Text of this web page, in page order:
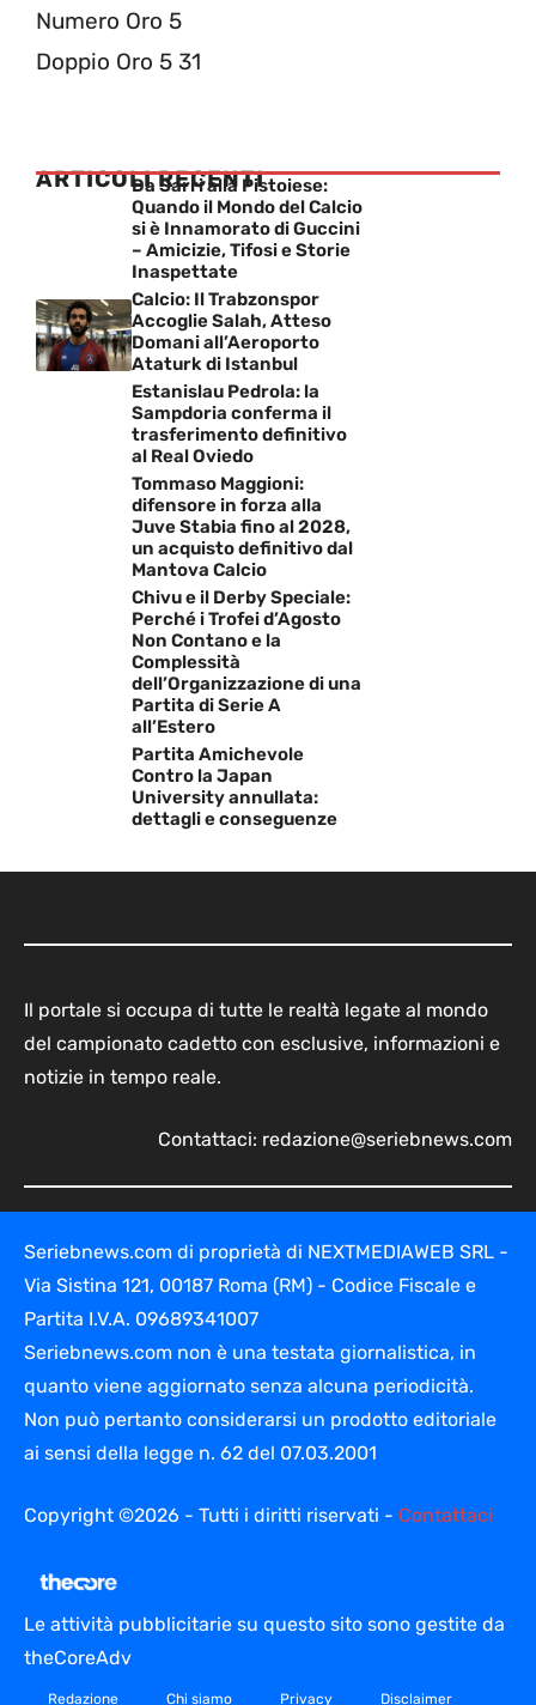
Numero Oro 5
Doppio Oro 5 31
ARTICOLI RECENTI
Da Sarri alla Pistoiese:
Quando il Mondo del Calcio
si è Innamorato di Guccini
– Amicizie, Tifosi e Storie
Inaspettate
Calcio: Il Trabzonspor
Accoglie Salah, Atteso
Domani all’Aeroporto
Ataturk di Istanbul
Estanislau Pedrola: la
Sampdoria conferma il
trasferimento definitivo
al Real Oviedo
Tommaso Maggioni:
difensore in forza alla
Juve Stabia fino al 2028,
un acquisto definitivo dal
Mantova Calcio
Chivu e il Derby Speciale:
Perché i Trofei d’Agosto
Non Contano e la
Complessità
dell’Organizzazione di una
Partita di Serie A
all’Estero
Partita Amichevole
Contro la Japan
University annullata:
dettagli e conseguenze
Il portale si occupa di tutte le realtà legate al mondo
del campionato cadetto con esclusive, informazioni e
notizie in tempo reale.
Contattaci: redazione@seriebnews.com
Seriebnews.com di proprietà di NEXTMEDIAWEB SRL -
Via Sistina 121, 00187 Roma (RM) - Codice Fiscale e
Partita I.V.A. 09689341007
Seriebnews.com non è una testata giornalistica, in
quanto viene aggiornato senza alcuna periodicità.
Non può pertanto considerarsi un prodotto editoriale
ai sensi della legge n. 62 del 07.03.2001
Copyright ©2026 - Tutti i diritti riservati - Contattaci
Le attività pubblicitarie su questo sito sono gestite da
theCoreAdv
Redazione Chi siamo Privacy Disclaimer